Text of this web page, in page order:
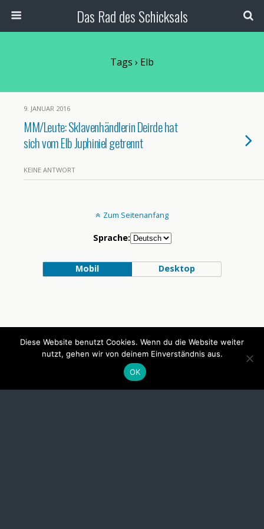
Das Rad des Schicksals
Tags › Elb
9. JANUAR 2016
MM/Leute: Sklavenhändlerin Deirde hat
sich vom Elb Juphiniel getrennt
KEINE ANTWORT
Zum Seitenanfang
Sprache:
Mobil Desktop
Diese Website benutzt Cookies. Wenn du die Website weiter
nutzt, gehen wir von deinem Einverständnis aus.
OK